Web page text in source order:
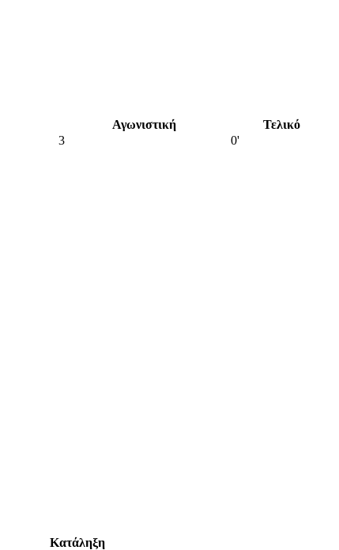
Αγωνιστική
Τελικό
3 0'
Κατάληξη